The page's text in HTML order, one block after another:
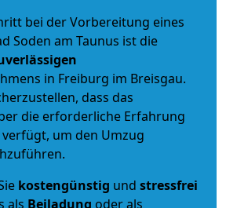
bei der Vorbereitung eines
Soden am Taunus ist die
in Freiburg im Breisgau.
dass das
die erforderliche Erfahrung
um den Umzug
kostengünstig und stressfrei
als Beiladung oder als